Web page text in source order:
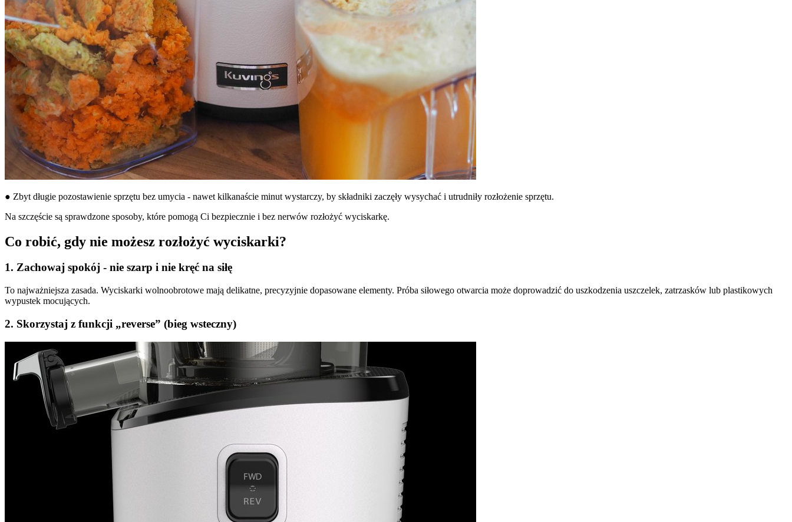
● Zbyt długie pozostawienie sprzętu bez umycia - nawet kilkanaście minut wystarczy, by składniki zaczęły wysychać i utrudniły rozłożenie sprzętu.
Na szczęście są sprawdzone sposoby, które pomogą Ci bezpiecznie i bez nerwów rozłożyć wyciskarkę.
Co robić, gdy nie możesz rozłożyć wyciskarki?
1. Zachowaj spokój - nie szarp i nie kręć na siłę
To najważniejsza zasada. Wyciskarki wolnoobrotowe mają delikatne, precyzyjnie dopasowane elementy. Próba siłowego otwarcia może doprowadzić do uszkodzenia uszczelek, zatrzasków lub plastikowych
wypustek mocujących.
2. Skorzystaj z funkcji „reverse” (bieg wsteczny)